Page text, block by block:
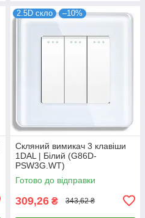
2.5D скло –10%
Скляний вимикач 3 клавіши
1DAL | Білий (G86D-
PSW3G.WT)
Готово до відправки
309,26 ₴ 343,62 ₴